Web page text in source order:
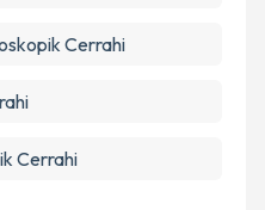
Cerrahi
Cerrahi